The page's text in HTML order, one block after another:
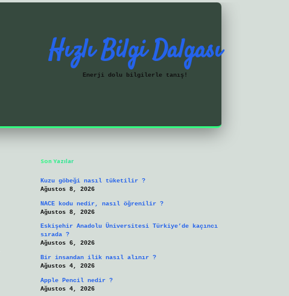
Hızlı Bilgi Dalgası
Enerji dolu bilgilerle tanış!
Sidebar
Son Yazılar
Kuzu göbeği nasıl tüketilir ?
Ağustos 8, 2026
NACE kodu nedir, nasıl öğrenilir ?
Ağustos 8, 2026
Eskişehir Anadolu Üniversitesi Türkiye’de kaçıncı
sırada ?
Ağustos 6, 2026
Bir insandan ilik nasıl alınır ?
Ağustos 4, 2026
Apple Pencil nedir ?
Ağustos 4, 2026